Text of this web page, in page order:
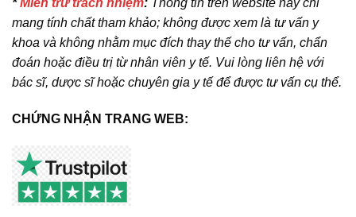
*Miễn trừ trách nhiệm: Thông tin trên website này chỉ
mang tính chất tham khảo; không được xem là tư vấn y
khoa và không nhằm mục đích thay thế cho tư vấn, chẩn
đoán hoặc điều trị từ nhân viên y tế. Vui lòng liên hệ với
bác sĩ, dược sĩ hoặc chuyên gia y tế để được tư vấn cụ thể.
CHỨNG NHẬN TRANG WEB: